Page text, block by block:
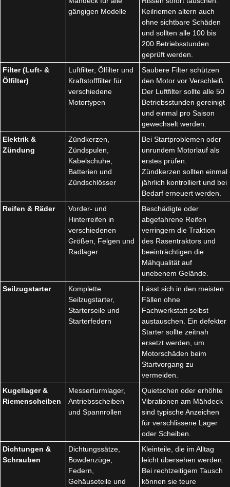
gängigen Modelle
Keilriemen altern auch
ohne sichtbare Schäden
und sollten alle 100 bis
200 Betriebsstunden
geprüft werden.
Filter (Luft- &
Ölfilter)
Luftfilter, Ölfilter und
Kraftstofffilter für
verschiedene
Motortypen
Saubere Filter schützen
den Motor vor Verschleiß.
Der Luftfilter sollte alle 50
Betriebsstunden gereinigt
und einmal pro Saison
gewechselt werden.
Elektrik &
Zündung
Zündkerzen,
Zündspulen,
Kabelschuhe,
Batterien und
Zündschlösser
Bei Startproblemen oder
unrundem Motorlauf als
erstes prüfen.
Zündkerzen sollten einmal
jährlich kontrolliert und bei
Bedarf erneuert werden.
Reifen & Räder
Vorder- und
Hinterreifen in
verschiedenen
Größen, Felgen und
Radlager
Beschädigte oder
abgefahrene Reifen
verringern die Traktion
des Rasentraktors und
beeinträchtigen die
Mähqualität auf
unebenem Gelände.
Seilzugstarter
Komplette
Seilzugstarter,
Starterseile und
Starterfedern
Lässt sich in den meisten
Fällen ohne
Fachwerkstatt selbst
austauschen. Ein defekter
Starter sollte zeitnah
ersetzt werden, um
Motorschäden beim
Startvorgang zu
vermeiden.
Kugellager &
Riemenscheiben
Messerturmlager,
Antriebsscheiben
und Spannrollen
Quietschen oder erhöhte
Vibrationen am Mähdeck
sind typische Anzeichen
für verschlissene Lager
oder Scheiben.
Dichtungen &
Schrauben
Dichtungssätze,
Bowdenzüge,
Federn,
Gehäuseteile und
Kleinteile, die im Alltag
leicht übersehen werden.
Bei rechtzeitigem Tausch
können sie teure